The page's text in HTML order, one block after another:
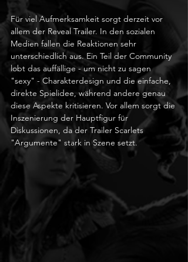
Für viel Aufmerksamkeit sorgt derzeit vor
allem der Reveal Trailer. In den sozialen
Medien fallen die Reaktionen sehr
unterschiedlich aus. Ein Teil der Community
lobt das auffällige - um nicht zu sagen
"sexy" - Charakterdesign und die einfache,
direkte Spielidee, während andere genau
diese Aspekte kritisieren. Vor allem sorgt die
Inszenierung der Hauptfigur für
Diskussionen, da der Trailer Scarlets
"Argumente" stark in Szene setzt.